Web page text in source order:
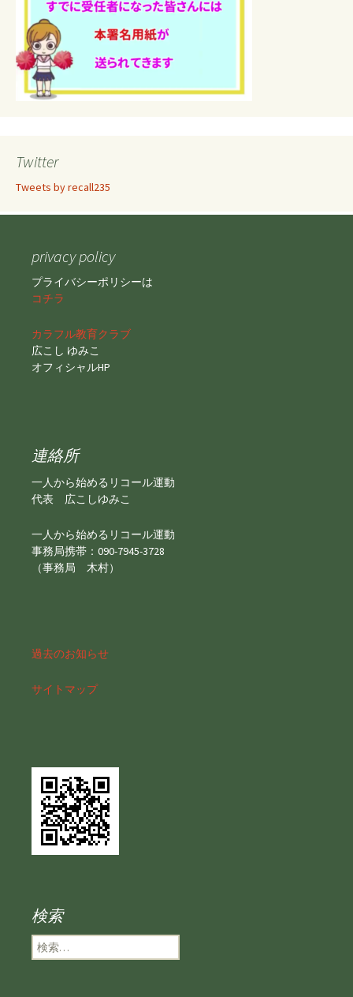
Twitter
Tweets by recall235
privacy policy
プライバシーポリシーは
コチラ
カラフル教育クラブ
広こし ゆみこ
オフィシャルHP
連絡所
一人から始めるリコール運動
代表 広こしゆみこ
一人から始めるリコール運動
事務局携帯：090-7945-3728
（事務局 木村）
過去のお知らせ
サイトマップ
検索
検
索